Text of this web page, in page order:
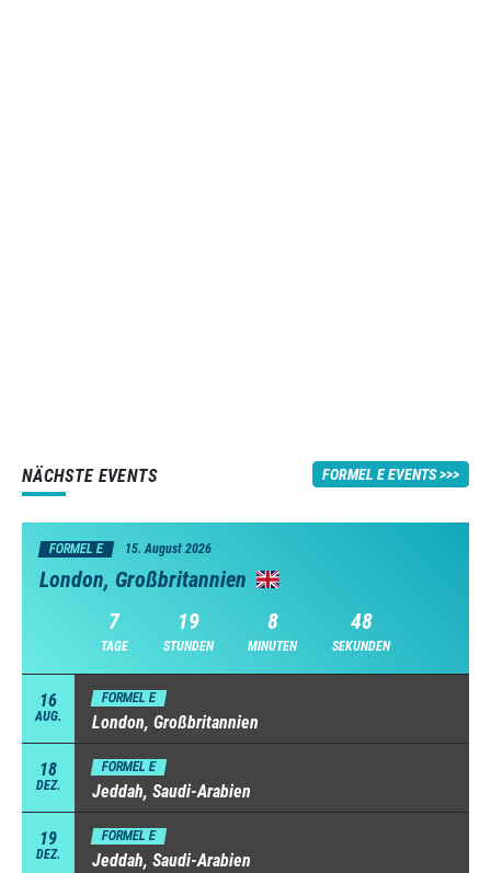
NÄCHSTE EVENTS FORMEL E EVENTS
FORMEL E 15. August 2026
London, Großbritannien
7
TAGE
19
STUNDEN
8
MINUTEN
48
SEKUNDEN
16
AUG.
FORMEL E
London, Großbritannien
18
DEZ.
FORMEL E
Jeddah, Saudi-Arabien
19
DEZ.
FORMEL E
Jeddah, Saudi-Arabien